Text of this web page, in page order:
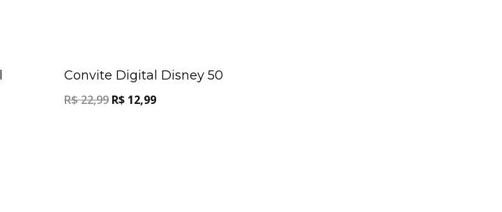
Convite Digital Disney 50
R$22,99 R$ 12,99